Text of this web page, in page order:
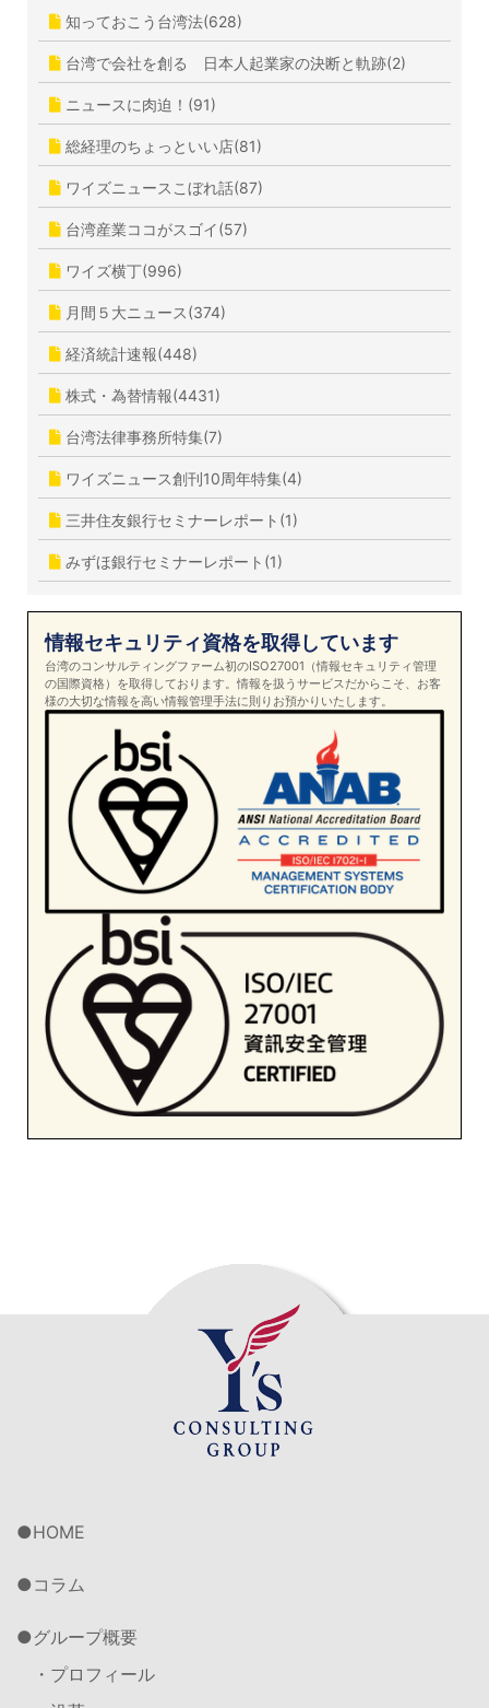
知っておこう台湾法(628)
台湾で会社を創る 日本人起業家の決断と軌跡(2)
ニュースに肉迫！(91)
総経理のちょっといい店(81)
ワイズニュースこぼれ話(87)
台湾産業ココがスゴイ(57)
ワイズ横丁(996)
月間５大ニュース(374)
経済統計速報(448)
株式・為替情報(4431)
台湾法律事務所特集(7)
ワイズニュース創刊10周年特集(4)
三井住友銀行セミナーレポート(1)
みずほ銀行セミナーレポート(1)
情報セキュリティ資格を取得しています
台湾のコンサルティングファーム初のISO27001（情報セキュリティ管理
の国際資格）を取得しております。情報を扱うサービスだからこそ、お客
様の大切な情報を高い情報管理手法に則りお預かりいたします。
HOME
コラム
グループ概要
・プロフィール